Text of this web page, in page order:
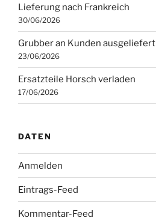
Lieferung nach Frankreich
30/06/2026
Grubber an Kunden ausgeliefert
23/06/2026
Ersatzteile Horsch verladen
17/06/2026
DATEN
Anmelden
Eintrags-Feed
Kommentar-Feed